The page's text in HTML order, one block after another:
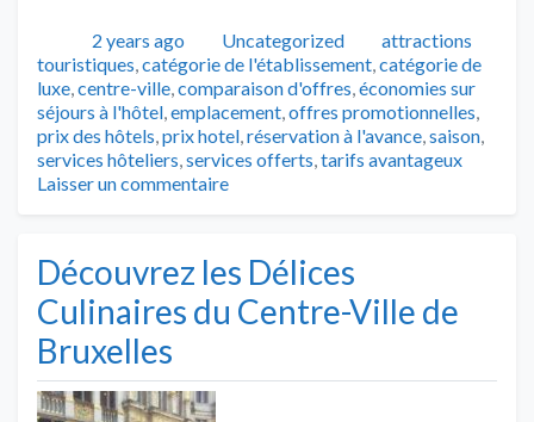
Publié2 years ago Catégories
Uncategorized Tags
attractions
touristiques,catégorie de l'établissement,catégorie de
luxe,centre-ville,comparaison d'offres,économies sur
séjours à l'hôtel,emplacement,offres promotionnelles,
prix des hôtels,prix hotel,réservation à l'avance,saison,
services hôteliers,services offerts,tarifs avantageux
Laisser un commentaire
Découvrez les Délices
Culinaires du Centre-Ville de
Bruxelles